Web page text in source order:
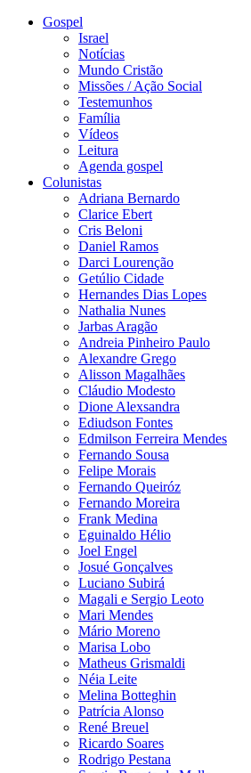
Gospel
Israel
Notícias
Mundo Cristão
Missões / Ação Social
Testemunhos
Família
Vídeos
Leitura
Agenda gospel
Colunistas
Adriana Bernardo
Clarice Ebert
Cris Beloni
Daniel Ramos
Darci Lourenção
Getúlio Cidade
Hernandes Dias Lopes
Nathalia Nunes
Jarbas Aragão
Andreia Pinheiro Paulo
Alexandre Grego
Alisson Magalhães
Cláudio Modesto
Dione Alexsandra
Ediudson Fontes
Edmilson Ferreira Mendes
Fernando Sousa
Felipe Morais
Fernando Queiróz
Fernando Moreira
Frank Medina
Eguinaldo Hélio
Joel Engel
Josué Gonçalves
Luciano Subirá
Magali e Sergio Leoto
Mari Mendes
Mário Moreno
Marisa Lobo
Matheus Grismaldi
Néia Leite
Melina Botteghin
Patrícia Alonso
René Breuel
Ricardo Soares
Rodrigo Pestana